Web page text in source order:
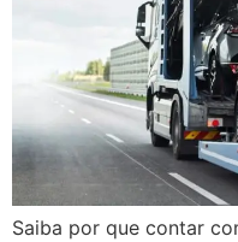
Saiba por que contar